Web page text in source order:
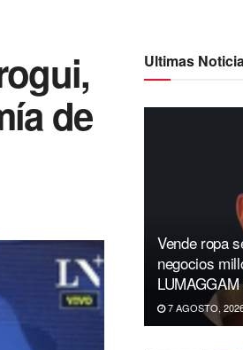
de
Ultimas
Vende ropa
negocios
7 AGOSTO,